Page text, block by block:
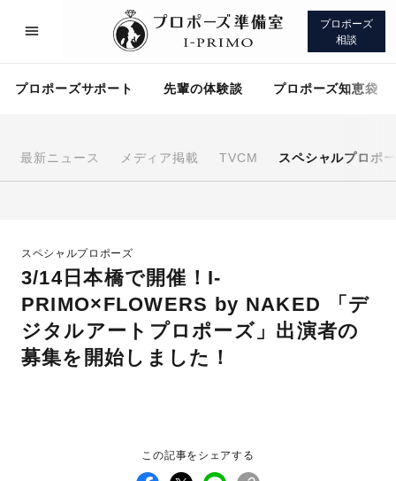
プロポーズ
相談
プロポーズサポート 先輩の体験談 プロポーズ知恵袋
最新ニュース メディア掲載 TVCM スペシャルプロポ
スペシャルプロポーズ
3/14日本橋で開催！I-
PRIMO×FLOWERS by NAKED 「デ
ジタルアートプロポーズ」出演者の
募集を開始しました！
この記事をシェアする
プロポーズサポート 先輩の体験談
プロポーズ知恵袋
プロポーズサポートの流れ